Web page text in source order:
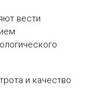
вести
и качество